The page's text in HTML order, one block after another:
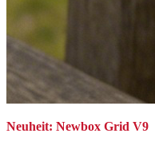
Neuheit: Newbox Grid V9